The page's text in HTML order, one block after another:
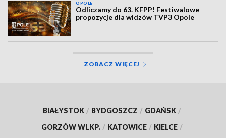
OPOLE
Odliczamy do 63. KFPP! Festiwalowe
propozycje dla widzów TVP3 Opole
ZOBACZ WIĘCEJ
BIAŁYSTOK / BYDGOSZCZ / GDAŃSK /
GORZÓW WLKP. / KATOWICE / KIELCE /